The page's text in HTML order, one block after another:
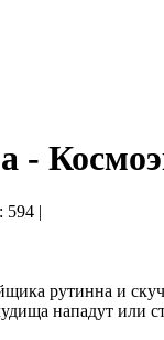
-
594 |
рутинна и
нападут или